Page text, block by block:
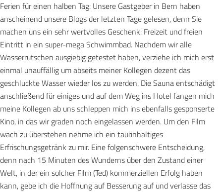
Inhalt laden
Datenschutzerklärung von YouTube
werden Daten an YouTube übertragen.
Inhalt laden
Datenschutzerklärung von YouTube
Dieser Inhalt wird von YouTube bereitgestellt. Durch das Laden
werden Daten an YouTube übertragen.
Inhalt laden
Datenschutzerklärung von YouTube
Dieser Inhalt wird von YouTube bereitgestellt. Durch das Laden
werden Daten an YouTube übertragen.
Inhalt laden
Datenschutzerklärung von YouTube
Ferien für einen halben Tag: Unsere Gastgeber in Bern haben
anscheinend unsere Blogs der letzten Tage gelesen, denn Sie
machen uns ein sehr wertvolles Geschenk: Freizeit und freien
Eintritt in ein super-mega Schwimmbad. Nachdem wir alle
Wasserrutschen ausgiebig getestet haben, verziehe ich mich erst
einmal unauffällig um abseits meiner Kollegen dezent das
geschluckte Wasser wieder los zu werden. Die Sauna entschädigt
anschließend für einiges und auf dem Weg ins Hotel fangen mich
meine Kollegen ab uns schleppen mich ins ebenfalls gesponserte
Kino, in das wir graden noch eingelassen werden. Um den Film
wach zu überstehen nehme ich ein taurinhaltiges
Erfrischungsgetränk zu mir. Eine folgenschwere Entscheidung,
denn nach 15 Minuten des Wunderns über den Zustand einer
Welt, in der ein solcher Film (Ted) kommerziellen Erfolg haben
kann, gebe ich die Hoffnung auf Besserung auf und verlasse das